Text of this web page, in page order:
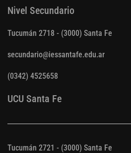
Nivel Secundario
Tucumán 2718 - (3000) Santa Fe
secundario@iessantafe.edu.ar
(0342) 4525658
UCU Santa Fe
Tucumán 2721 - (3000) Santa Fe